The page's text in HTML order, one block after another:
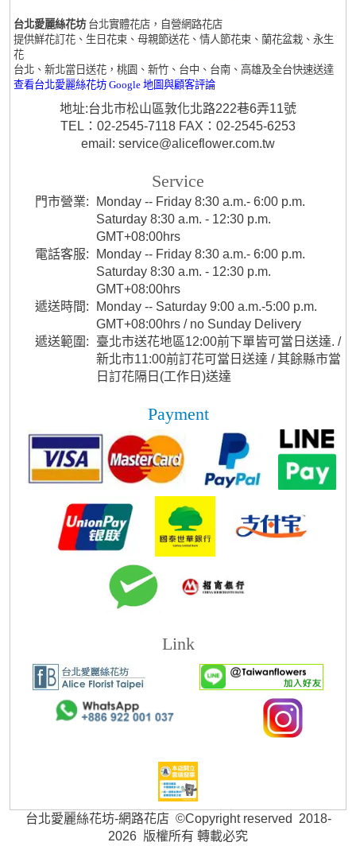
台北愛麗絲花坊 台北實體花店，自營網路花店
提供鮮花訂花、生日花束、母親節送花、情人節花束、蘭花盆栽、永生
花
台北、新北當日送花，桃園、新竹、台中、台南、高雄及全台快速送達
查看台北愛麗絲花坊 Google 地圖與顧客評論
地址:台北市松山區敦化北路222巷6弄11號
TEL：02-2545-7118 FAX：02-2545-6253
email: service@aliceflower.com.tw
Service
門市營業:
Monday -- Friday 8:30 a.m.- 6:00 p.m.
Saturday 8:30 a.m. - 12:30 p.m.
GMT+08:00hrs
電話客服:
Monday -- Friday 8:30 a.m.- 6:00 p.m.
Saturday 8:30 a.m. - 12:30 p.m.
GMT+08:00hrs
遞送時間:
Monday -- Saturday 9:00 a.m.-5:00 p.m.
GMT+08:00hrs / no Sunday Delivery
遞送範圍:
臺北市送花地區12:00前下單皆可當日送達. /
新北市11:00前訂花可當日送達 / 其餘縣市當
日訂花隔日(工作日)送達
Payment
Link
台北愛麗絲花坊-網路花店 ©Copyright reserved 2018-
2026 版權所有 轉載必究